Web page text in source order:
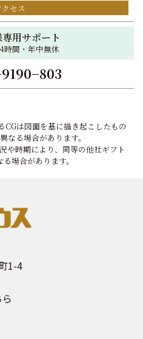
クセス
用サポート
時間・年中無休
は図面を基に描き起こしたもの
なる場合があります。
や時期により、同等の他社ギフト
場合があります。
1-4